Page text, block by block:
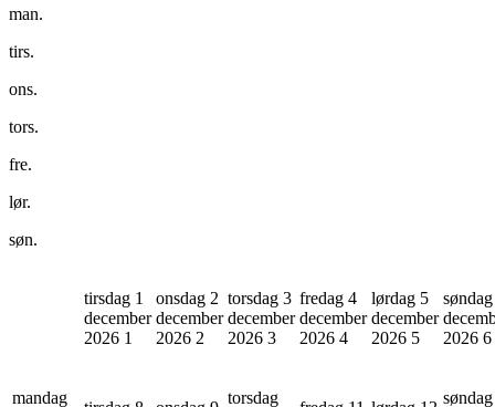
man.
tirs.
ons.
tors.
fre.
lør.
søn.
tirsdag 1
december
2026 1
onsdag 2
december
2026 2
torsdag 3
december
2026 3
fredag 4
december
2026 4
lørdag 5
december
2026 5
2026 6
mandag torsdag søndag